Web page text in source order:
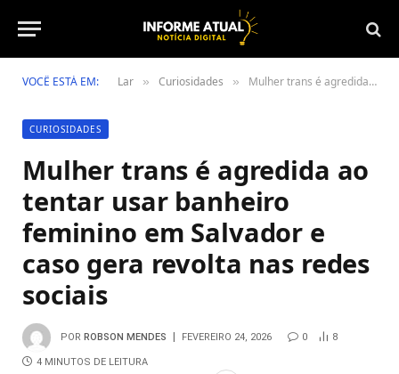
VOCÊ ESTÁ EM: Lar » Curiosidades » Mulher trans é agredida ao tentar usar banheiro feminino em Salvador e caso gera revolta nas redes sociais
CURIOSIDADES
Mulher trans é agredida ao
tentar usar banheiro
feminino em Salvador e
caso gera revolta nas redes
sociais
POR ROBSON MENDES FEVEREIRO 24, 2026 0 8
4 MINUTOS DE LEITURA